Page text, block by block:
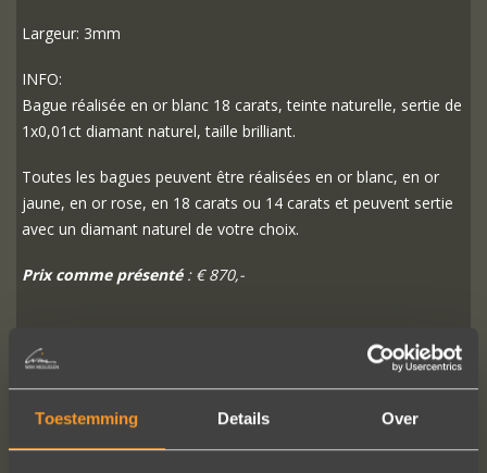
Toestemming Details Over
Largeur: 3mm
INFO:
Bague réalisée en or blanc 18 carats, teinte naturelle, sertie de
1x0,01ct diamant naturel, taille brilliant.
Toutes les bagues peuvent être réalisées en or blanc, en or
jaune, en or rose, en 18 carats ou 14 carats et peuvent sertie
avec un diamant naturel de votre choix.
Prix comme présenté: € 870,-
PLUS D'INFO